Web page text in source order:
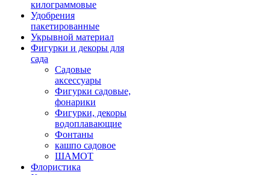
килограммовые
Удобрения
пакетированные
Укрывной материал
Фигурки и декоры для
сада
Садовые
аксессуары
Фигурки садовые,
фонарики
Фигурки, декоры
водоплавающие
Фонтаны
кашпо садовое
ШАМОТ
Флористика